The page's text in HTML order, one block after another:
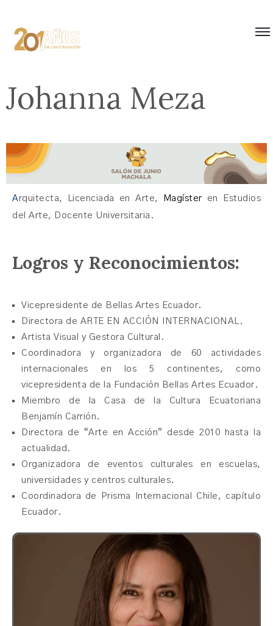
Johanna Meza
Arquitecta, Licenciada en Arte, Magísteren Estudios
del Arte, Docente Universitaria.
Logros y Reconocimientos:
Vicepresidente de Bellas Artes Ecuador.
Directora de ARTE EN ACCIÓN INTERNACIONAL.
Artista Visual y Gestora Cultural.
Coordinadora y organizadora de 60 actividades
internacionales en los 5 continentes, como
vicepresidenta de la Fundación Bellas Artes Ecuador.
Miembro de la Casa de la Cultura Ecuatoriana
Benjamín Carrión.
Directora de “Arte en Acción” desde 2010 hasta la
actualidad.
Organizadora de eventos culturales en escuelas,
universidades y centros culturales.
Coordinadora de Prisma Internacional Chile, capítulo
Ecuador.